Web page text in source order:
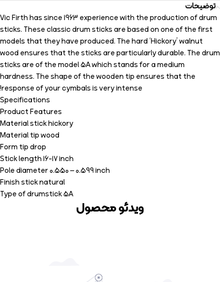
توضیحات
Vic Firth has since 1963 experience with the production of drum
sticks. These classic drum sticks are based on one of the first
models that they have produced. The hard ‘Hickory’ walnut
wood ensures that the sticks are particularly durable. The drum
sticks are of the model 5A which stands for a medium
hardness. The shape of the wooden tip ensures that the
response of your cymbals is very intense!
Specifications
Product Features
Material stick hickory
Material tip wood
Form tip drop
Stick length 16-17 inch
Pole diameter 0.550 – 0.599 inch
Finish stick natural
Type of drumstick 5A
ویدئو محصول